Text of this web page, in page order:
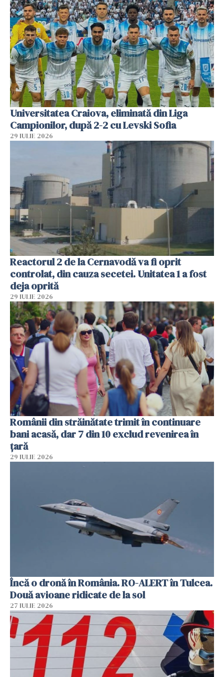
Universitatea Craiova, eliminată din Liga
Campionilor, după 2-2 cu Levski Sofia
29 IULIE 2026
Reactorul 2 de la Cernavodă va fi oprit
controlat, din cauza secetei. Unitatea 1 a fost
deja oprită
29 IULIE 2026
Românii din străinătate trimit în continuare
bani acasă, dar 7 din 10 exclud revenirea în
țară
29 IULIE 2026
Încă o dronă în România. RO-ALERT în Tulcea.
Două avioane ridicate de la sol
27 IULIE 2026